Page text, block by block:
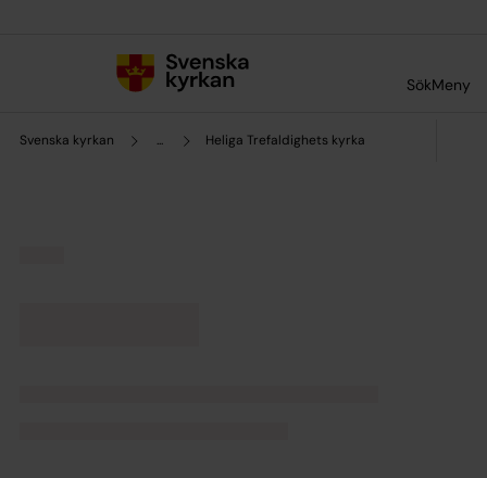
SökMeny
Svenska kyrkan ... Heliga Trefaldighets kyrka